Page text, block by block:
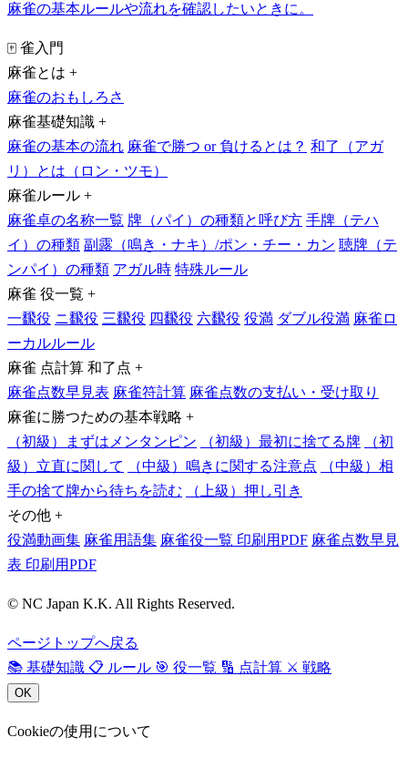
麻雀の基本ルールや流れを確認したいときに。
🀄 雀入門
麻雀とは +
麻雀のおもしろさ
麻雀基礎知識 +
麻雀の基本の流れ 麻雀で勝つ or 負けるとは？ 和了（アガ
リ）とは（ロン・ツモ）
麻雀ルール +
麻雀卓の名称一覧 牌（パイ）の種類と呼び方 手牌（テハ
イ）の種類 副露（鳴き・ナキ）/ポン・チー・カン 聴牌（テ
ンパイ）の種類 アガル時 特殊ルール
麻雀 役一覧 +
一飜役 ニ飜役 三飜役 四飜役 六飜役 役満 ダブル役満 麻雀ロ
ーカルルール
麻雀 点計算 和了点 +
麻雀点数早見表 麻雀符計算 麻雀点数の支払い・受け取り
麻雀に勝つための基本戦略 +
（初級）まずはメンタンピン
（初級）最初に捨てる牌
（初
級）立直に関して
（中級）鳴きに関する注意点
（中級）相
手の捨て牌から待ちを読む
（上級）押し引き
その他 +
役満動画集 麻雀用語集 麻雀役一覧 印刷用PDF 麻雀点数早見
表 印刷用PDF
© NC Japan K.K. All Rights Reserved.
ページトップへ戻る
📚 基礎知識 📋 ルール 🎯 役一覧 🔢 点計算 ⚔️ 戦略
OK
Cookieの使用について